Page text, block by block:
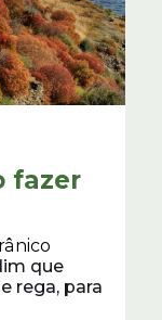
fazer
que
rega, para